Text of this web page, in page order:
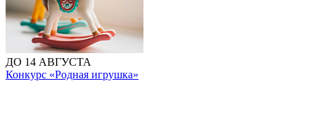
ДО 14 АВГУСТА
Конкурс «Родная игрушка»